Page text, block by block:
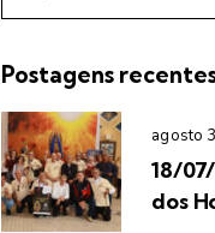
Postagens
agosto
18/
dos